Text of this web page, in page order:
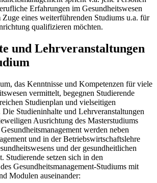
Erfahrungen im Gesundheitswesen
eines weiterführenden Studiums u.a. für
qualifizieren möchten.
und Lehrveranstaltungen
das Kenntnisse und Kompetenzen für viele
vermittelt, begegnen Studierende
Studienplan und vielseitigen
Studieninhalte und Lehrveranstaltungen
Ausrichtung des Masterstudiums
werden neben
und in der Betriebswirtschaftslehre
und der gesundheitlichen
Studierende setzen sich in den
Gesundheitsmanagement-Studiums mit
Modulen auseinander: